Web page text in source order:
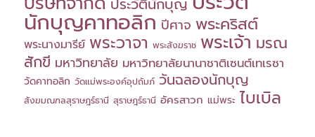
ประวัตินักบุญ
นักบุญคาทอลิก ปีศาจ พระคริสต์
พระนางมารีย์ พระวาจา พระสังฆราช พระเจ้า มรณ
สักขี มหาวิทยาลัย มหาวิทยาลัยนานาชาติเซนต์เทเรซา
วัดคาทอลิก วัดแม่พระองค์อุปถัมภ์ วันฉลองนักบุญ
สังฆมณฑลสุราษฎร์ธานี สุราษฎร์ธานี อัครสาวก แม่พระ ไบเบิล